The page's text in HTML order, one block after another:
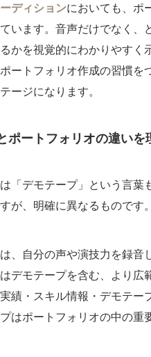
ディションにおいても、ポ
います。音声だけでなく
かを視覚的にわかりやす
ートフォリオ作成の習慣
ージになります。
ポートフォリオの違いを
「デモテープ」という言
が、明確に異なるものです。
、自分の声や演技力を録
デモテープを含む、より広
績・スキル情報・デモテ
はポートフォリオの中の重